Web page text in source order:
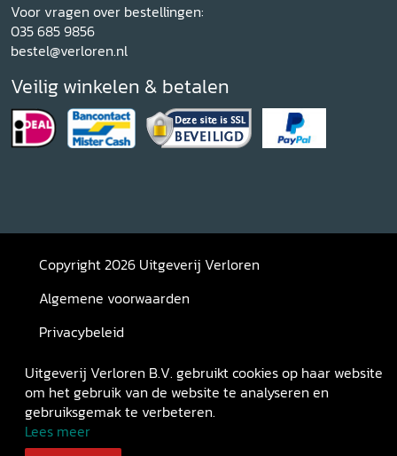
Voor vragen over bestellingen:
035 685 9856
bestel@verloren.nl
Veilig winkelen & betalen
Copyright 2026 Uitgeverij Verloren
Algemene voorwaarden
Privacybeleid
Retourneren
Uitgeverij Verloren B.V. gebruikt cookies op haar website
om het gebruik van de website te analyseren en
gebruiksgemak te verbeteren.
Lees meer